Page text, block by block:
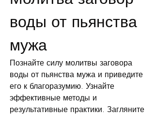
воды от пьянства
мужа
Познайте силу молитвы заговора
воды от пьянства мужа и приведите
его к благоразумию. Узнайте
эффективные методы и
результативные практики. Загляните